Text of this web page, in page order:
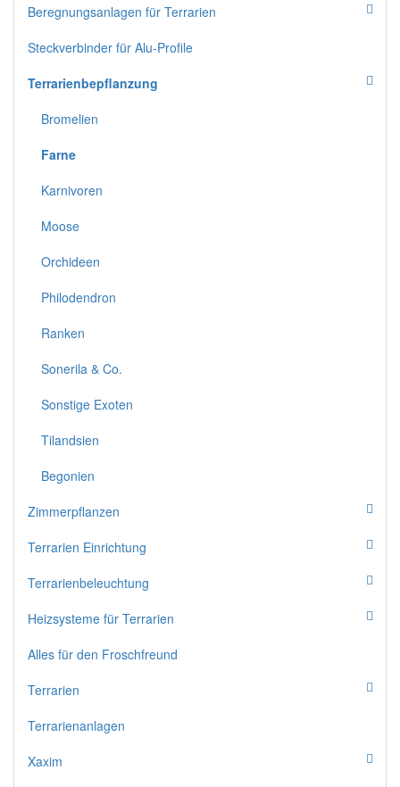
Beregnungsanlagen für Terrarien
Steckverbinder für Alu-Profile
Terrarienbepflanzung
Bromelien
Farne
Karnivoren
Moose
Orchideen
Philodendron
Ranken
Sonerila & Co.
Sonstige Exoten
Tilandsien
Begonien
Zimmerpflanzen
Terrarien Einrichtung
Terrarienbeleuchtung
Heizsysteme für Terrarien
Alles für den Froschfreund
Terrarien
Terrarienanlagen
Xaxim